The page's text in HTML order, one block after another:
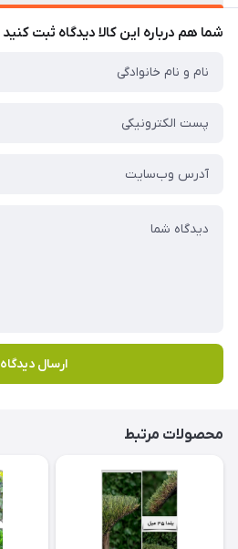
شما هم درباره این کالا دیدگاه ثبت کنید
ارسال دیدگاه
محصولات مرتبط